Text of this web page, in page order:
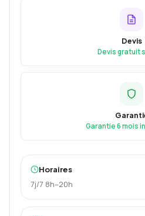
Devis
Devis gratuit
Garantie 6 mois
Horaires
7j/7 8h–20h